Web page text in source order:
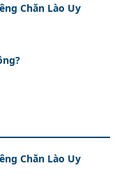
Chăn Lào Uy
Chăn Lào Uy